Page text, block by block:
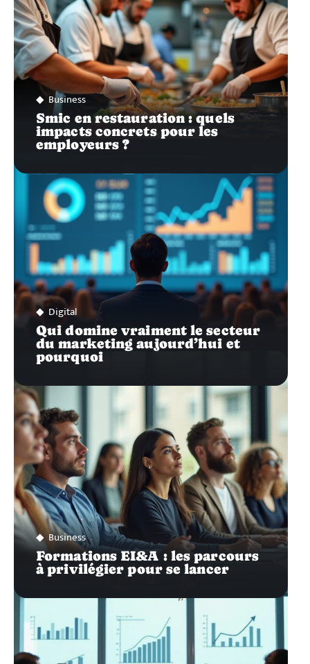
Business
Smic en restauration : quels
impacts concrets pour les
employeurs ?
Digital
Qui domine vraiment le secteur
du marketing aujourd’hui et
pourquoi
Business
Formations EI&A : les parcours
à privilégier pour se lancer